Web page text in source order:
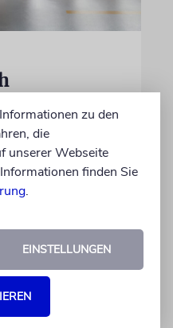
lässt – aberzu den
die
unserer Webseite
finden Sie
.
EINSTELLUNGEN